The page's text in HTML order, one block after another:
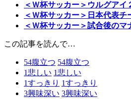
＜Ｗ杯サッカー＞ウルグア
＜Ｗ杯サッカー＞日本代表
＜Ｗ杯サッカー＞試合後の
この記事を読んで…
54腹立つ 54腹立つ
1悲しい 1悲しい
1すっきり 1すっきり
3興味深い 3興味深い